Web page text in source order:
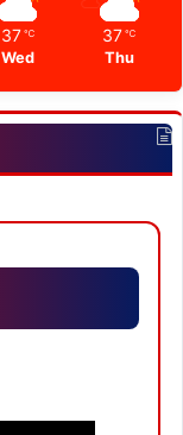
37 ℃
Wed
37 ℃
Thu